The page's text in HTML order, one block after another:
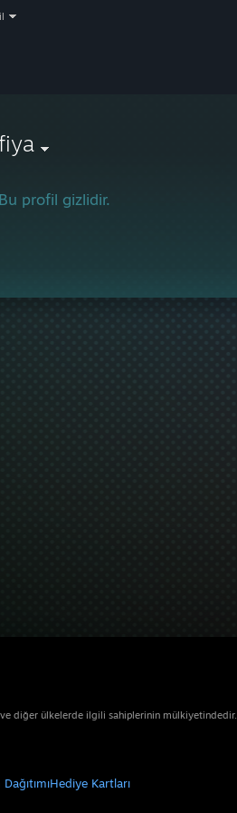
fiya
Bu profil gizlidir.
diğer ülkelerde ilgili sahiplerinin mülkiyetindedir.
Hediye Kartları